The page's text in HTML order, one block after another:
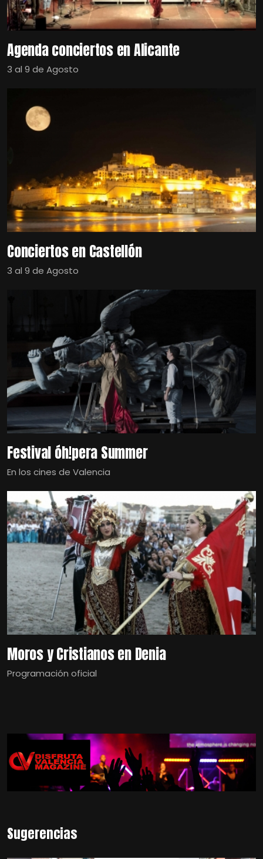
Agenda conciertos en Alicante
3 al 9 de Agosto
Conciertos en Castellón
3 al 9 de Agosto
Festival óh!pera Summer
En los cines de Valencia
Moros y Cristianos en Denia
Programación oficial
Sugerencias